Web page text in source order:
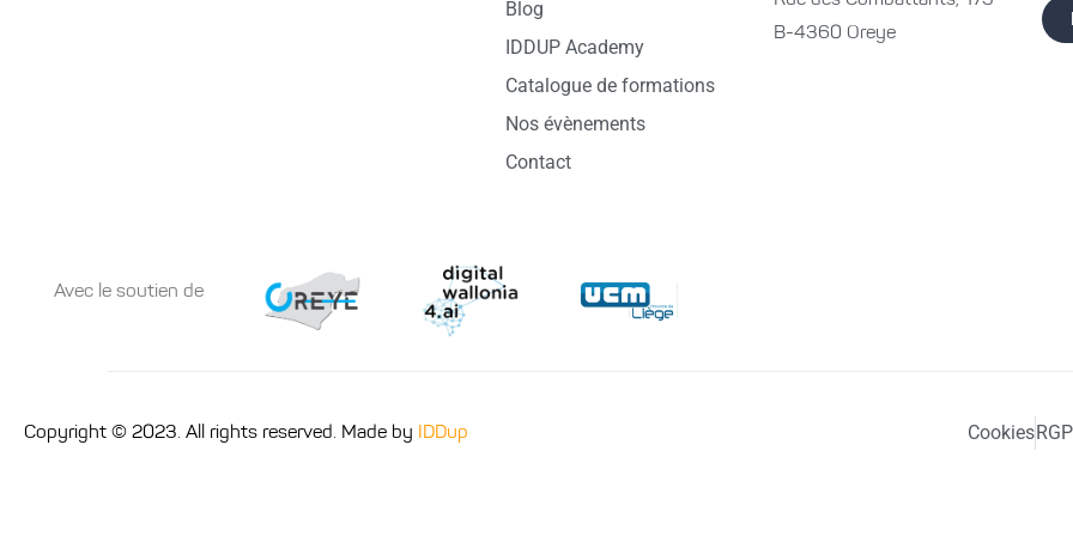
Blog
IDDUP Academy
Catalogue de formations
Nos évènements
Contact
B-4360 Oreye
Avec le soutien de
Copyright © 2023. All rights reserved. Made by IDDup Cookies